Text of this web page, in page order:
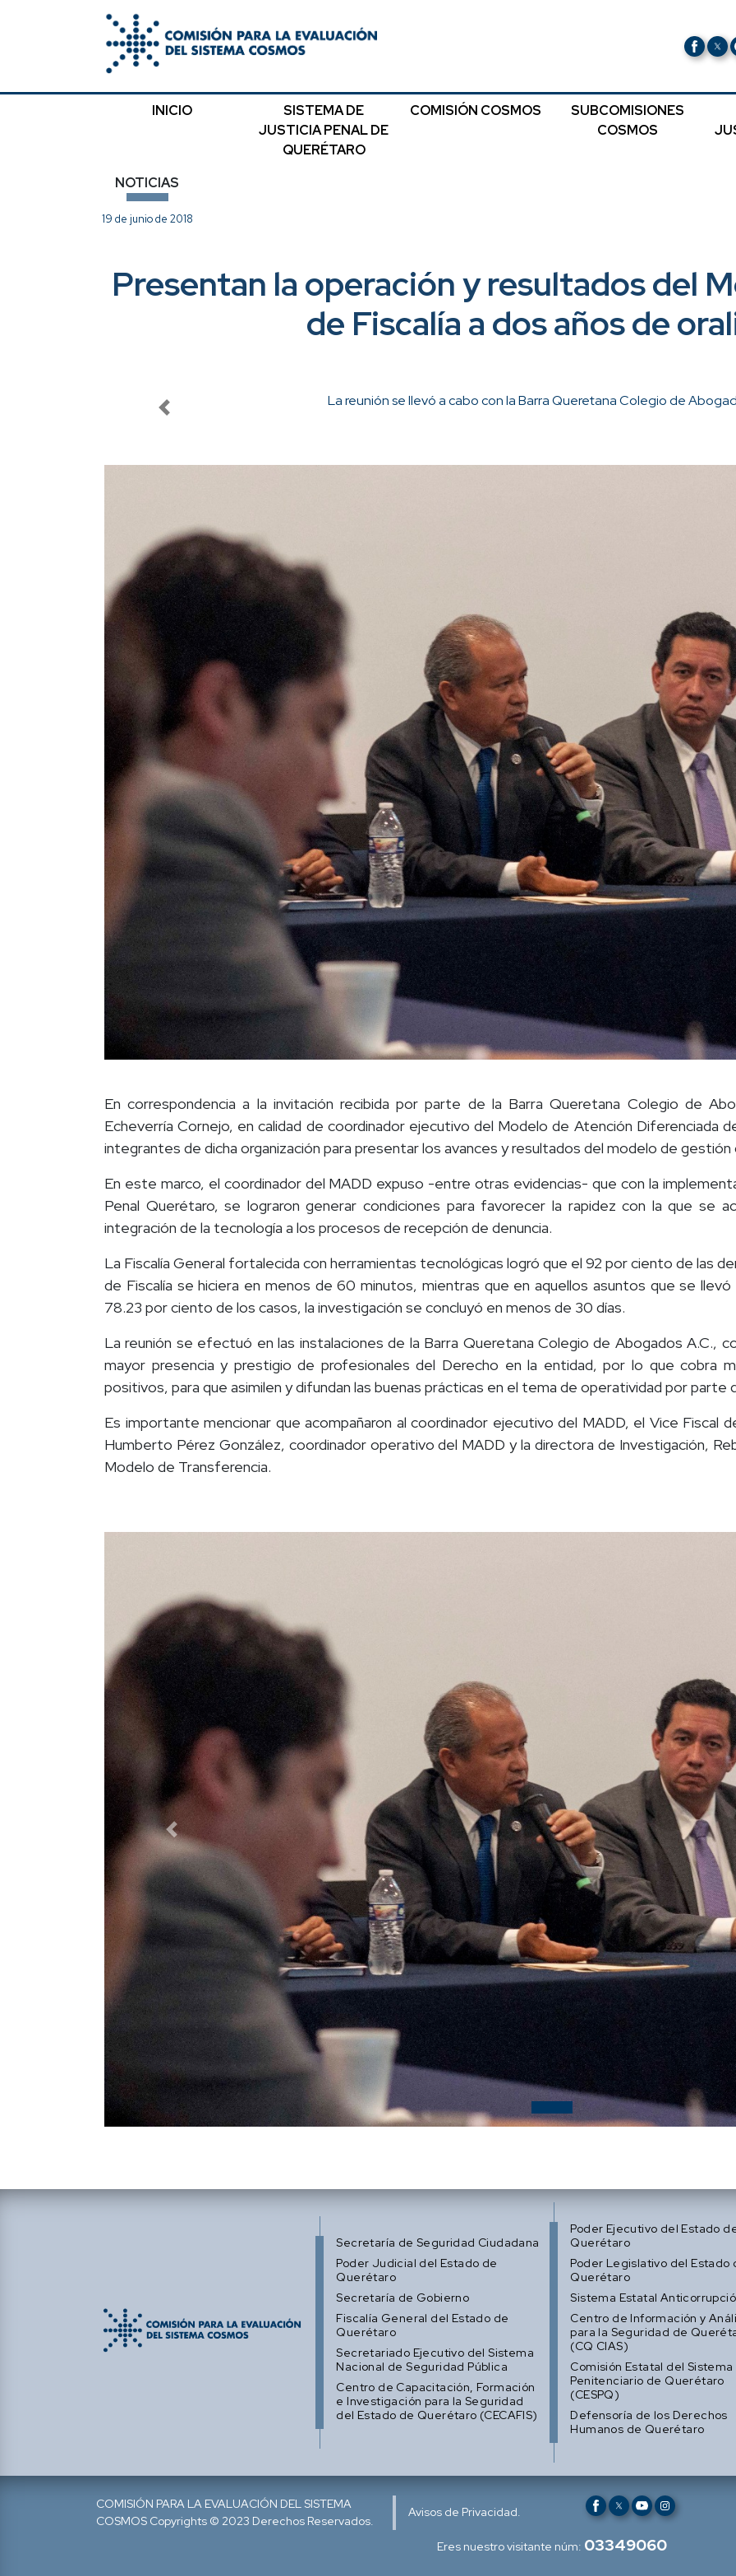
INICIO
SISTEMA DE
JUSTICIA PENAL DE
QUERÉTARO
COMISIÓN COSMOS
SUBCOMISIONES
COSMOS
NOTICIAS
19 de junio de 2018
Presentan la operación y resultados del
de Fiscalía a dos años de
Previous
En correspondencia a la invitación recibida por parte de la Barra Queretana Colegio de
Echeverría Cornejo, en calidad de coordinador ejecutivo del Modelo de Atención Diferenciada
integrantes de dicha organización para presentar los avances y resultados del modelo de gestión
En este marco, el coordinador del MADD expuso -entre otras evidencias- que con la
Penal Querétaro, se lograron generar condiciones para favorecer la rapidez con la que se
integración de la tecnología a los procesos de recepción de denuncia.
La Fiscalía General fortalecida con herramientas tecnológicas logró que el 92 por ciento de las
de Fiscalía se hiciera en menos de 60 minutos, mientras que en aquellos asuntos que se
78.23 por ciento de los casos, la investigación se concluyó en menos de 30 días.
La reunión se efectuó en las instalaciones de la Barra Queretana Colegio de Abogados A.C.,
mayor presencia y prestigio de profesionales del Derecho en la entidad, por lo que cobra
positivos, para que asimilen y difundan las buenas prácticas en el tema de operatividad por parte
Es importante mencionar que acompañaron al coordinador ejecutivo del MADD, el Vice Fiscal
Humberto Pérez González, coordinador operativo del MADD y la directora de Investigación,
Modelo de Transferencia.
Previous
Secretaría de Seguridad Ciudadana
Poder Judicial del Estado de
Querétaro
Secretaría de Gobierno
Fiscalía General del Estado de
Querétaro
Secretariado Ejecutivo del Sistema
Nacional de Seguridad Pública
Centro de Capacitación, Formación
e Investigación para la Seguridad
del Estado de Querétaro (CECAFIS)
Poder Ejecutivo del Estado
Querétaro
Poder Legislativo del Estado
Querétaro
Sistema Estatal
Centro de Información y
para la Seguridad de
(CQ CIAS)
Comisión Estatal del Sistema
Penitenciario de Querétaro
(CESPQ)
Defensoría de los Derechos
Humanos de Querétaro
COMISIÓN PARA LA EVALUACIÓN DEL SISTEMA
COSMOS Copyrights © 2023 Derechos Reservados.
Avisos de Privacidad.
Eres nuestro visitante núm: 03349060